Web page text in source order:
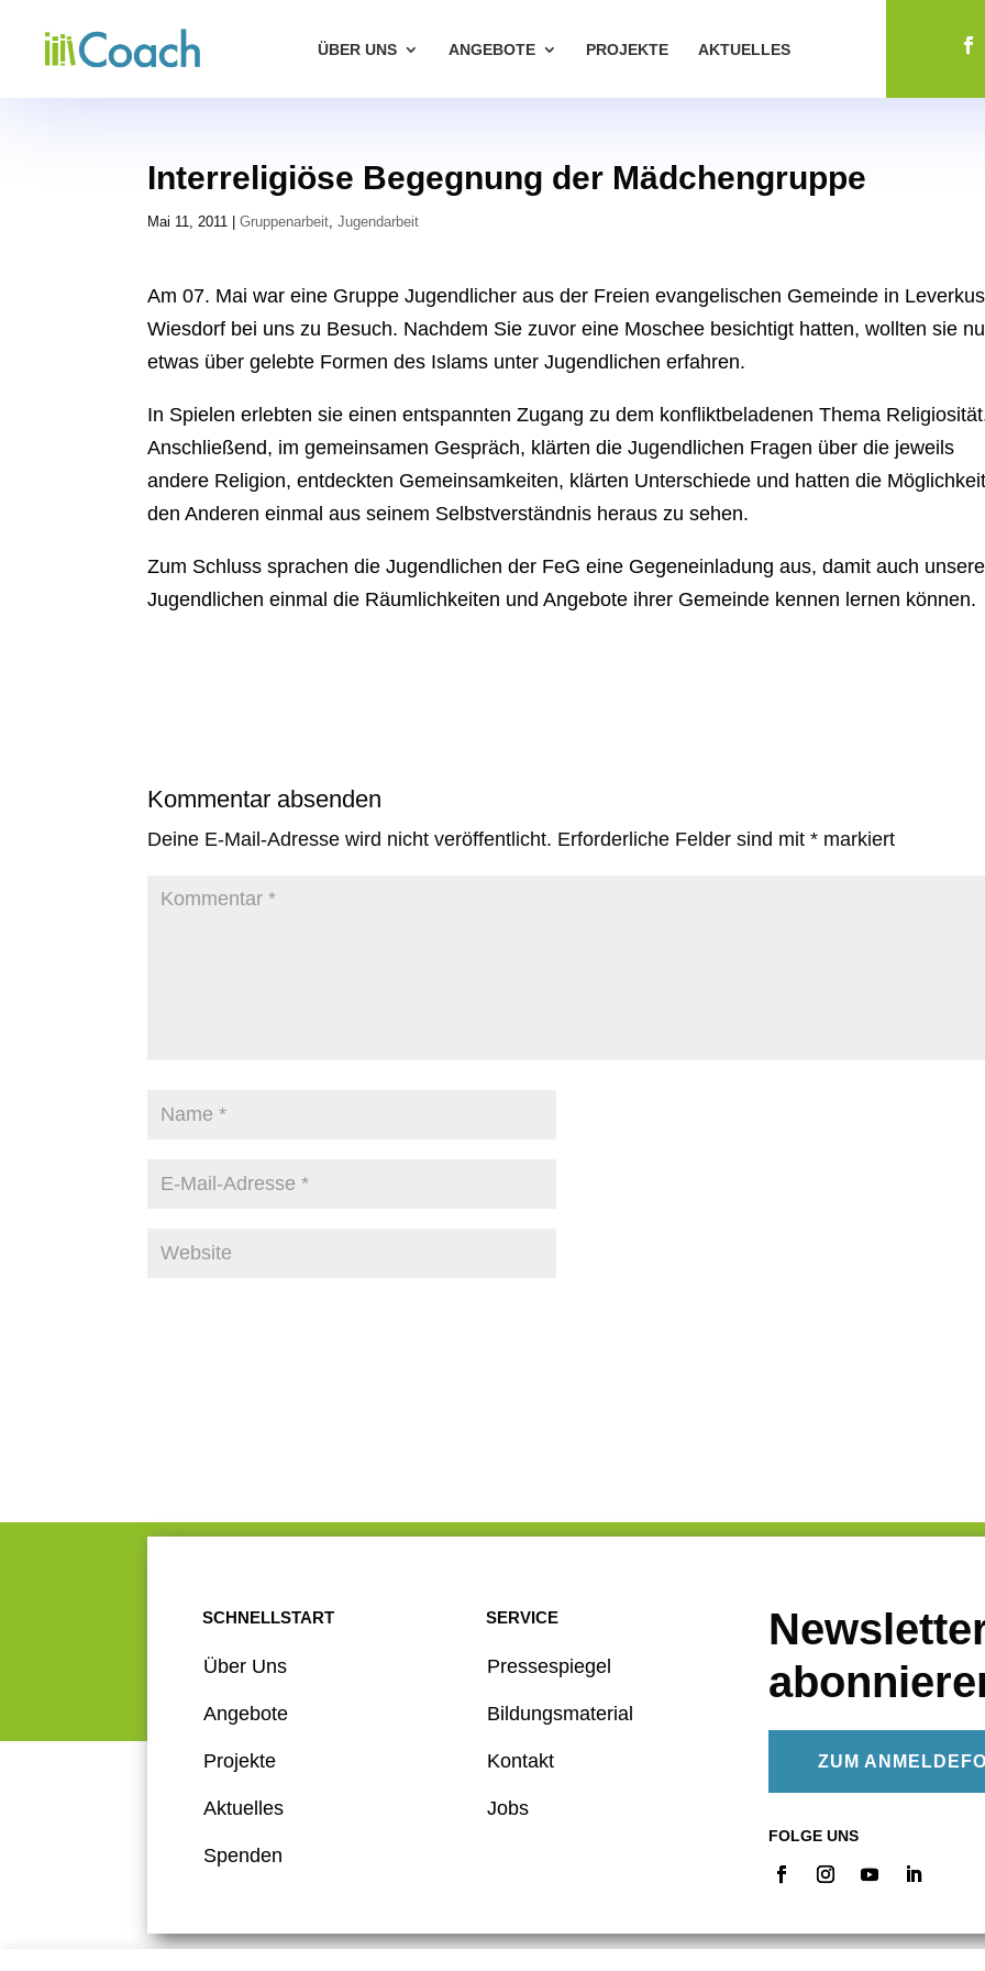
ÜBER UNS ANGEBOTE PROJEKTE AKTUELLES
Interreligiöse Begegnung der Mädchengruppe
Mai 11, 2011 |Gruppenarbeit,Jugendarbeit
Am 07. Mai war eine Gruppe Jugendlicher aus der Freien evangelischen Gemeinde in
Wiesdorf bei uns zu Besuch. Nachdem Sie zuvor eine Moschee besichtigt hatten, wollten sie
etwas über gelebte Formen des Islams unter Jugendlichen erfahren.
In Spielen erlebten sie einen entspannten Zugang zu dem konfliktbeladenen Thema
Anschließend, im gemeinsamen Gespräch, klärten die Jugendlichen Fragen über die jeweils
andere Religion, entdeckten Gemeinsamkeiten, klärten Unterschiede und hatten die
den Anderen einmal aus seinem Selbstverständnis heraus zu sehen.
Zum Schluss sprachen die Jugendlichen der FeG eine Gegeneinladung aus, damit auch unsere
Jugendlichen einmal die Räumlichkeiten und Angebote ihrer Gemeinde kennen lernen können.
Kommentar absenden
Deine E-Mail-Adresse wird nicht veröffentlicht. Erforderliche Felder sind mit* markiert
SCHNELLSTART
Über Uns
Angebote
Projekte
Aktuelles
Spenden
SERVICE
Pressespiegel
Bildungsmaterial
Kontakt
Jobs
ZUM
FOLGE UNS